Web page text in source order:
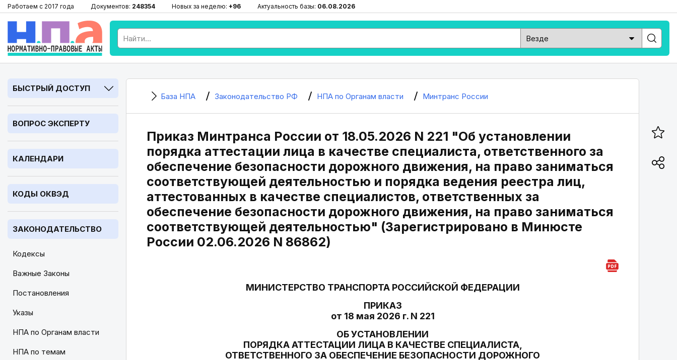
Работаем с 2017 года Документов: 248354 Новых за неделю: +96 Актуальность базы: 06.08.2026
БЫСТРЫЙ ДОСТУП
ВОПРОС ЭКСПЕРТУ
КАЛЕНДАРИ
КОДЫ ОКВЭД
ЗАКОНОДАТЕЛЬСТВО
Кодексы
Важные Законы
Постановления
Указы
НПА по Органам власти
НПА по темам
База НПА Законодательство РФ НПА по Органам власти Минтранс России
Приказ Минтранса России от 18.05.2026 N 221 "Об установлении
порядка аттестации лица в качестве специалиста, ответственного за
обеспечение безопасности дорожного движения, на право заниматься
соответствующей деятельностью и порядка ведения реестра лиц,
аттестованных в качестве специалистов, ответственных за
обеспечение безопасности дорожного движения, на право заниматься
соответствующей деятельностью" (Зарегистрировано в Минюсте
России 02.06.2026 N 86862)
МИНИСТЕРСТВО ТРАНСПОРТА РОССИЙСКОЙ ФЕДЕРАЦИИ
ПРИКАЗ
от 18 мая 2026 г. N 221
ОБ УСТАНОВЛЕНИИ
ПОРЯДКА АТТЕСТАЦИИ ЛИЦА В КАЧЕСТВЕ СПЕЦИАЛИСТА,
ОТВЕТСТВЕННОГО ЗА ОБЕСПЕЧЕНИЕ БЕЗОПАСНОСТИ ДОРОЖНОГО